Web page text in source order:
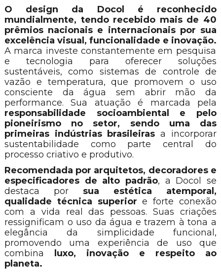
O design da Docol é reconhecido
mundialmente, tendo recebido mais de 40
prêmios nacionais e internacionais por sua
excelência visual, funcionalidade e inovação.
A marca investe constantemente em pesquisa
e tecnologia para oferecer soluções
sustentáveis, como sistemas de controle de
vazão e temperatura, que promovem o uso
consciente da água sem abrir mão da
performance. Sua atuação é marcada pela
responsabilidade socioambiental e pelo
pioneirismo no setor, sendo uma das
primeiras indústrias brasileiras a incorporar
sustentabilidade como parte central do
processo criativo e produtivo.
Recomendada por arquitetos, decoradores e
especificadores de alto padrão, a Docol se
destaca por sua estética atemporal,
qualidade técnica superior e forte conexão
com a vida real das pessoas. Suas criações
ressignificam o uso da água e trazem à tona a
elegância da simplicidade funcional,
promovendo uma experiência de uso que
combina luxo, inovação e respeito ao
planeta.